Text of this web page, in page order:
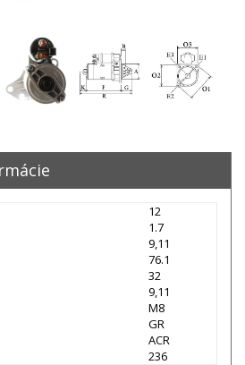
12
1.7
9,11
76.1
32
9,11
M8
GR
ACR
236